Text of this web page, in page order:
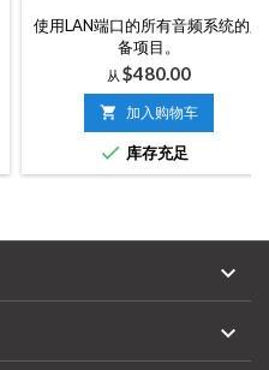
使用LAN端口的所有音频系统的必
备项目。
从 价
格
$480.00
 加入购物车
 库存充足

